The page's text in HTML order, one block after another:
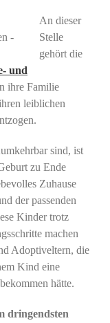
An dieser
Stelle
gehört die
und
ihre Familie
leiblichen
sind, ist
zu Ende
Zuhause
der passenden
Kinder trotz
machen
Adoptiveltern, die
Kind eine
hätte.
dringendsten